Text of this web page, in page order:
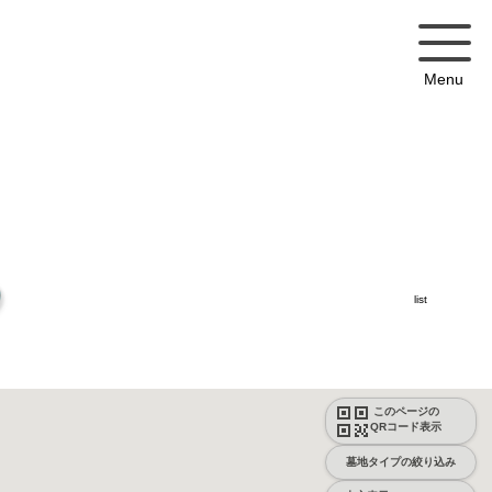
Menu
このページの
QRコード表示
墓地タイプの絞り込み
list